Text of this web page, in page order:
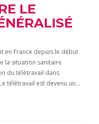
LE
en France depuis le début
la situation sanitaire
du télétravail dans
télétravail est devenu un…